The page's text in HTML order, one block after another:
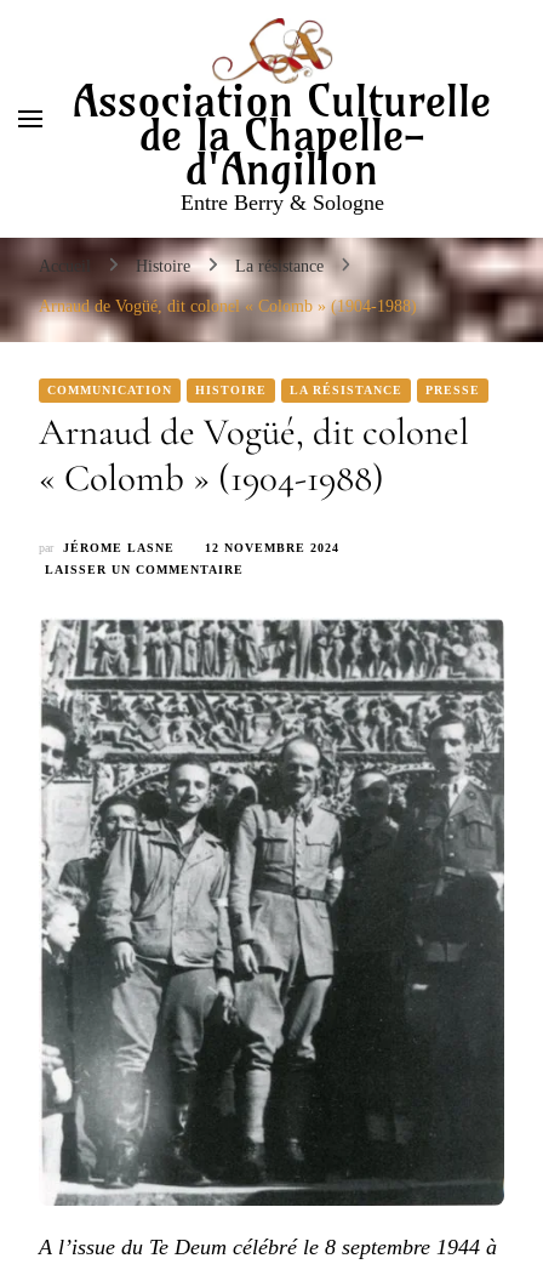
Association Culturelle
de la Chapelle-
d'Angillon
Entre Berry & Sologne
Accueil Histoire La résistance
Arnaud de Vogüé, dit colonel « Colomb » (1904-1988)
COMMUNICATION HISTOIRE LA RÉSISTANCE PRESSE
Arnaud de Vogüé, dit colonel
« Colomb » (1904-1988)
par JÉROME LASNE
12 NOVEMBRE 2024
LAISSER UN COMMENTAIRE
VOGÜÉ,
DIT
COLONEL
« COLOMB »
(1904-
1988)
A l’issue du Te Deum célébré le 8 septembre 1944 à